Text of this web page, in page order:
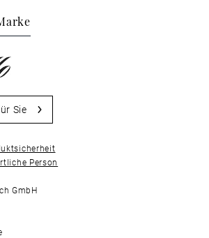
Sie
Person
GmbH